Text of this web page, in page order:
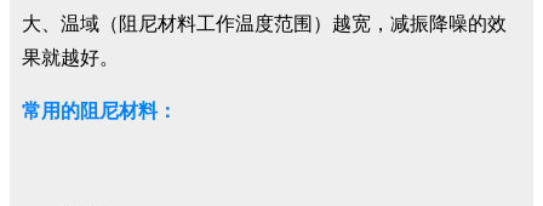
大、温域（阻尼材料工作温度范围）越宽，减振降噪的效
果就越好。
常用的阻尼材料：